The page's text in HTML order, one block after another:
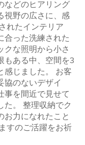
などのヒアリング
視野の広さに、感
れたインテリア
合った洗練された
クな照明から小さ
もある中、空間を3
感じました。 お客
協のないデザイ
事を間近で見せて
た。 整理収納でク
お力になれたこと
すのご活躍をお祈